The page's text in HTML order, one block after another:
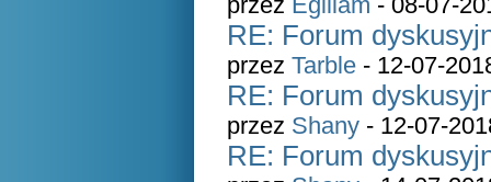
RE: Forum
przez Tarble - 12-07-
RE: Forum
przez Shany - 12-07-
RE: Forum